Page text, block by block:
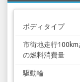
ボディタイプ
市街地走行100km
の燃料消費量
駆動輪